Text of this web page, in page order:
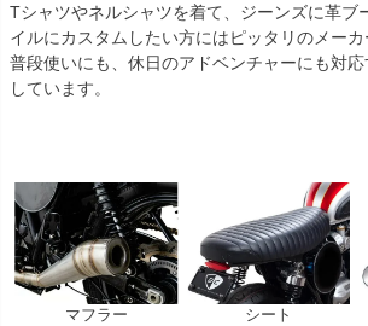
Tシャツやネルシャツを着て、ジーンズに革ブ
イルにカスタムしたい方にはピッタリのメーカ
普段使いにも、休日のアドベンチャーにも対
しています。
マフラー シート